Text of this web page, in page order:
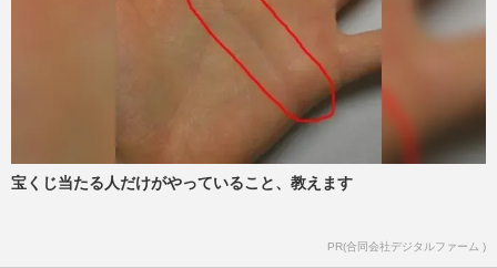
宝くじ当たる人だけがやっていること、教えます
PR(合同会社デジタルファーム )